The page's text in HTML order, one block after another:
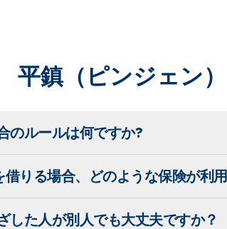
平鎮（ピンジェン
のルールは何ですか?
りる場合、どのような保険が利
した人が別人でも大丈夫ですか？